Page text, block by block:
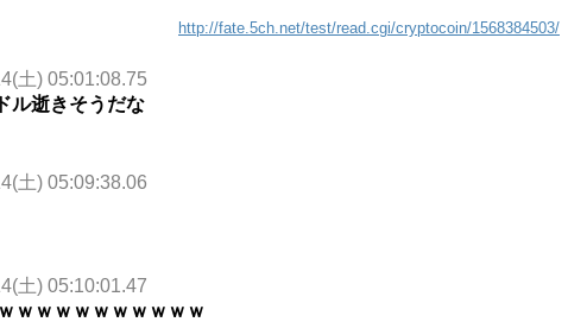
http://fate.5ch.net/test/read.cgi/cryptocoin/1568384503/
土) 05:01:08.75
ル逝きそうだな
土) 05:09:38.06
土) 05:10:01.47
ｗｗｗｗｗｗｗｗｗｗ